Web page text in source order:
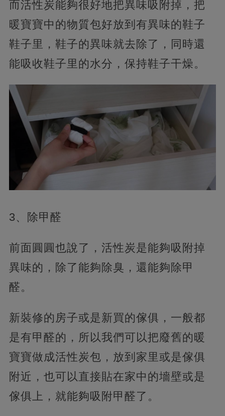
而活性炭能夠很好地把異味吸附掉，把
暖寶寶中的物質包好放到有異味的鞋子
鞋子里，鞋子的異味就去除了，同時還
能吸收鞋子里的水分，保持鞋子干燥。
3、除甲醛
前面圓圓也說了，活性炭是能夠吸附掉
異味的，除了能夠除臭，還能夠除甲
醛。
新裝修的房子或是新買的傢俱，一般都
是有甲醛的，所以我們可以把廢舊的暖
寶寶做成活性炭包，放到家里或是傢俱
附近，也可以直接貼在家中的墻壁或是
傢俱上，就能夠吸附甲醛了。